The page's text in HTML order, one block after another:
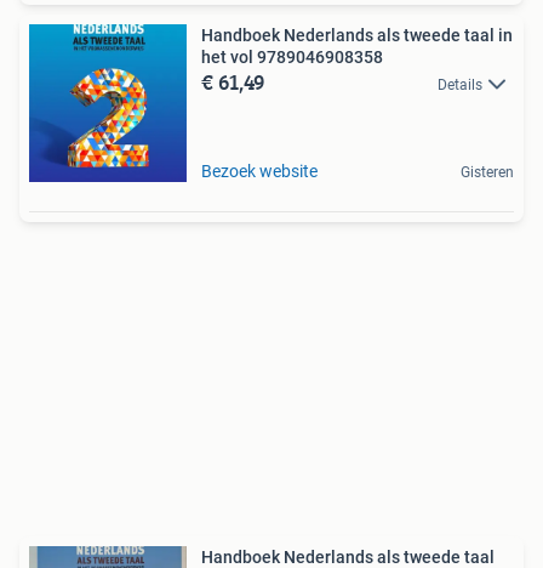
Handboek Nederlands als tweede taal in
het vol 9789046908358
€ 61,49 Details
Bezoek website Gisteren
Handboek Nederlands als tweede taal